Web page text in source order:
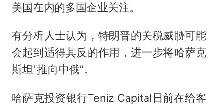
美国在内的多国企业关注。
有分析人士认为，特朗普的关税威胁可能
会起到适得其反的作用，进一步将哈萨克
斯坦“推向中俄”。
哈萨克投资银行Teniz Capital日前在给客